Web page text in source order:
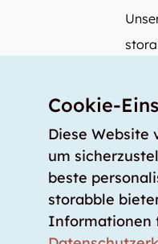
Mehr über
Medienbeiträge
Wie gross muss ein
Was kostet ein
Für Lageranbieter
Cookie-
Diese Website
um
beste
storabble
Informationen